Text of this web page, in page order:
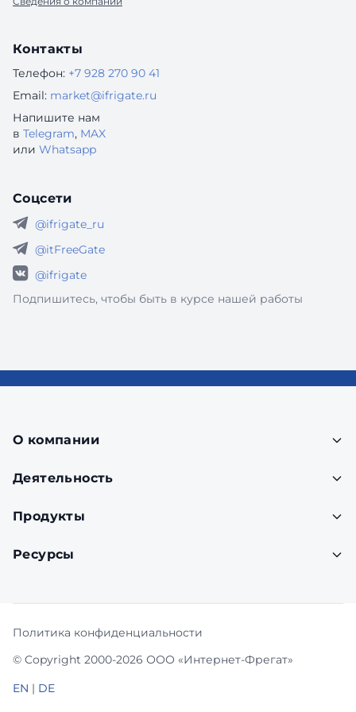
Контакты
Телефон: +7 928 270 90 41
Email: market@ifrigate.ru
Напишите нам
в Telegram, MAX
или Whatsapp
Соцсети
@ifrigate_ru
@itFreeGate
@ifrigate
Подпишитесь, чтобы быть в курсе нашей работы
О компании
Деятельность
Продукты
Ресурсы
© Copyright 2000-2026 ООО «Интернет-Фрегат»
EN | DE
Политика конфиденциальности